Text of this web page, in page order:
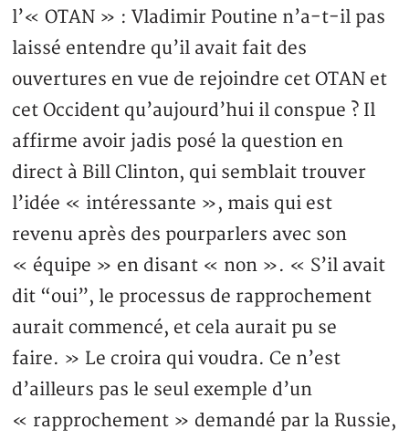
l’« OTAN » : Vladimir Poutine n’a-t-il pas
laissé entendre qu’il avait fait des
ouvertures en vue de rejoindre cet OTAN et
cet Occident qu’aujourd’hui il conspue ? Il
affirme avoir jadis posé la question en
direct à Bill Clinton, qui semblait trouver
l’idée « intéressante », mais qui est
revenu après des pourparlers avec son
« équipe » en disant « non ». « S’il avait
dit “oui”, le processus de rapprochement
aurait commencé, et cela aurait pu se
faire. » Le croira qui voudra. Ce n’est
d’ailleurs pas le seul exemple d’un
« rapprochement » demandé par la Russie,